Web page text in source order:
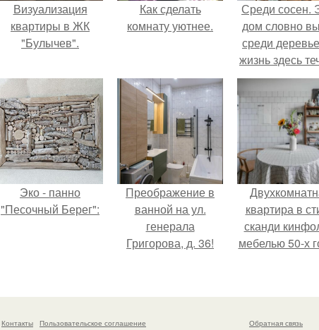
Визуализация
квартиры в ЖК
"Булычев".
Как сделать
комнату уютнее.
Среди сосен.
дом словно
среди
жизнь здесь
собственном
- спокойно,
спешки и
шума.
Эко - панно
"Песочный Берег":
Преображение в
ванной на ул.
генерала
Григорова, д. 36!
квартира в
сканди
мебелью 50-х
Контакты Пользовательское соглашение Обратная связь